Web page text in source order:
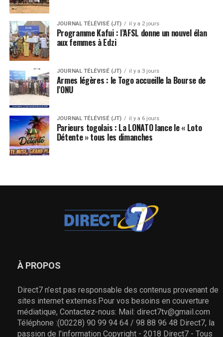
JOURNAL TÉLÉVISÉ (JT) il y a 2 jours
Programme Kafui : l’AFSL donne un nouvel élan
aux femmes à Edzi
JOURNAL TÉLÉVISÉ (JT) il y a 3 jours
Armes légères : le Togo accueille la Bourse de
l’ONU
JOURNAL TÉLÉVISÉ (JT) il y a 6 jours
Parieurs togolais : La LONATO lance le « Loto
Détente » tous les dimanches
À PROPOS
Direct7 n’est pas responsable des contenus provenant de
sites internet externes.Pour vos besoins en couverture
médiatique, Contactez-nous: Mail: direct7tv@gmail.com
Téléphone :(00228) 90 99 94 64 / 98 88 96 48 Direct7, la
passion de l'information Copyright - 2018 Direct7 - Tous